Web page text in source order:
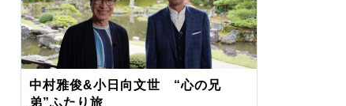
中村雅俊&小日向文世 “心の兄
弟”ふたり旅